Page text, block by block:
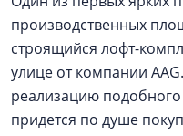
производственных
строящийся лофт-
улице от компании
реализацию
придется по душе